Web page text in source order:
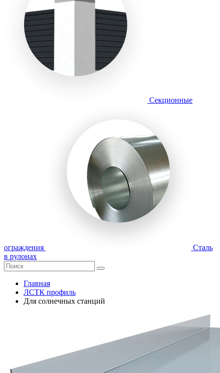
Секционные
ограждения
Сталь
в рулонах
Главная
ЛСТК профиль
Для солнечных станций